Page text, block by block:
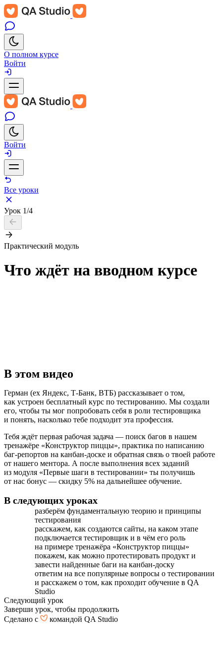
О полном курсе
Войти
Войти
Все уроки
Урок 1/4
Практический модуль
Что ждёт на вводном курсе
В этом видео
Герман (ex Яндекс, Т-Банк, ВТБ) рассказывает о том,
как устроен бесплатный курс по тестированию. Мы создали
его, чтобы ты мог попробовать себя в роли тестировщика
и понять, насколько тебе подходит эта профессия.
Тебя ждёт первая рабочая задача — поиск багов в нашем
тренажёре «Конструктор пиццы», практика по написанию
баг-репортов на канбан-доске и обратная связь о твоей работе
от нашего ментора. А после выполнения всех заданий
из модуля «Первые шаги в тестировании» ты получишь
от нас бонус — скидку 5% на дальнейшее обучение.
В следующих уроках
разберём фундаментальную теорию и принципы
тестирования
расскажем, как создаются сайты, на каком этапе
подключается тестировщик и в чём его роль
на примере тренажёра «Конструктор пиццы»
покажем, как можно протестировать продукт и
завести найденные баги на канбан-доску
ответим на все популярные вопросы о тестировании
и расскажем о том, как проходит обучение в QA
Studio
Следующий урок
Заверши урок, чтобы продолжить
Сделано с
командой QA Studio